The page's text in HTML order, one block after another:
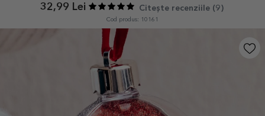
32,99 Lei
Citește recenziile (9 )
Cod produs: 10161